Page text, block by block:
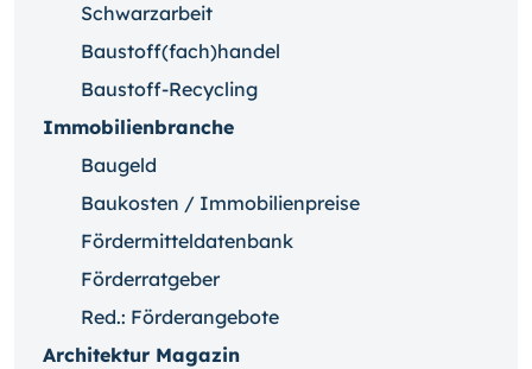
Schwarzarbeit
Baustoff(fach)handel
Baustoff-Recycling
Immobilienbranche
Baugeld
Baukosten / Immobilienpreise
Fördermitteldatenbank
Förderratgeber
Red.: Förderangebote
Architektur Magazin